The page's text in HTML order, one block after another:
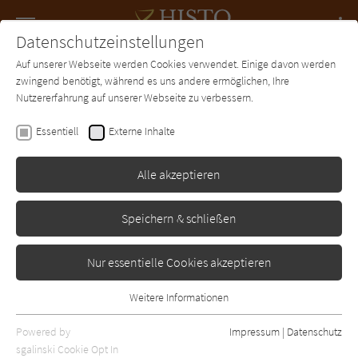
SUCHE Forum Charts Newsletter
Ellin Carsta
Die heimliche Heilerin
Erschienen: Januar 2015 Bibliogr. Angaben
Datenschutzeinstellungen
Auf unserer Webseite werden Cookies verwendet. Einige davon werden
zwingend benötigt, während es uns andere ermöglichen, Ihre
Nutzererfahrung auf unserer Webseite zu verbessern.
Essentiell Externe Inhalte
Alle akzeptieren
Speichern & schließen
Nur essentielle Cookies akzeptieren
Essentielle Cookies werden für grundlegende Funktionen der
Webseite benötigt. Dadurch ist gewährleistet, dass die Webseite
Weitere Informationen
Powered by
sgalinski Cookie Opt In
Impressum | Datenschutz